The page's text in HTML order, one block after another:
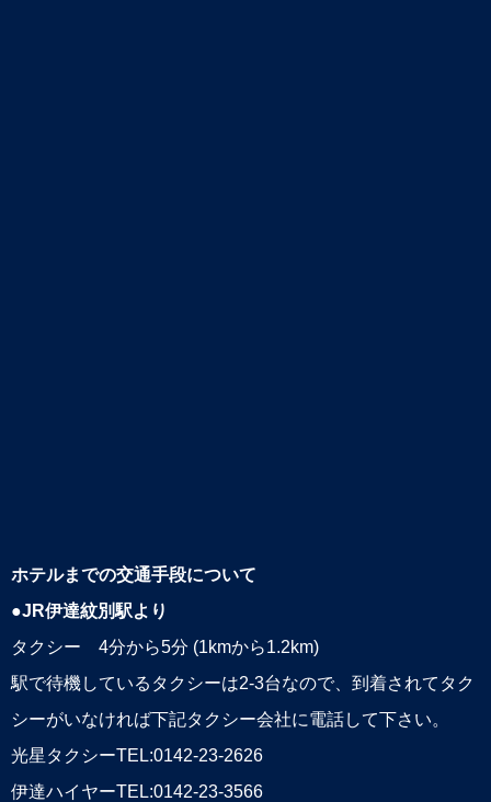
ホテルまでの交通手段について
●JR伊達紋別駅より
タクシー 4分から5分 (1kmから1.2km)
駅で待機しているタクシーは2-3台なので、到着されてタク
シーがいなければ下記タクシー会社に電話して下さい。
光星タクシーTEL:0142-23-2626
伊達ハイヤーTEL:0142-23-3566